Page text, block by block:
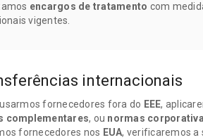
encargos de tratamento com
vigentes.
internacionais
fornecedores fora do EEE,
complementares, ou normas
fornecedores nos EUA, verificaremos a